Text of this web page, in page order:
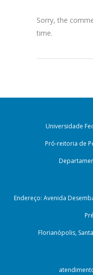
Sorry, the
time.
Universidade
Pró-reitoria de
Endereço: Avenida
Florianópolis,